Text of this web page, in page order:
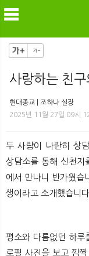
사랑하는 친
현대종교 | 조하나 실장
2025년 11월 27일 09시
두 사람이 나란히 상
상담소를 통해 신천지
에서 만나니 반가웠습
생이라고 소개했습니다.
평소와 다름없던 하루
로필 사진을 보고 깜